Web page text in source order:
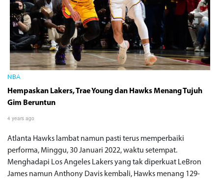
NBA
Hempaskan Lakers, Trae Young dan Hawks Menang Tujuh
Gim Beruntun
4 years ago
Atlanta Hawks lambat namun pasti terus memperbaiki
performa, Minggu, 30 Januari 2022, waktu setempat.
Menghadapi Los Angeles Lakers yang tak diperkuat LeBron
James namun Anthony Davis kembali, Hawks menang 129-